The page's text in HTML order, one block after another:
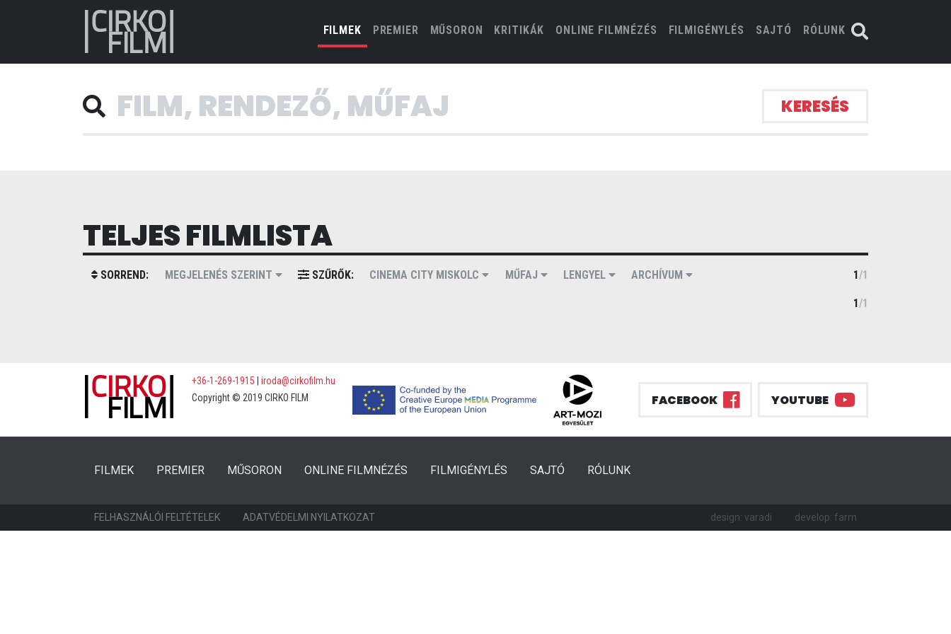
FILMEK(CURRENT)
PREMIER MŰSORON KRITIKÁK ONLINE FILMNÉZÉS FILMIGÉNYLÉS SAJTÓ RÓLUNK
KERESÉS
TELJES FILMLISTA
SORREND: MEGJELENÉS SZERINT SZŰRŐK: CINEMA CITY MISKOLC MŰFAJ LENGYEL ARCHÍVUM 1/1
1/1
+36-1-269-1915
iroda@cirkofilm.hu
Copyright © 2019 CIRKO FILM
FACEBOOK YOUTUBE
FILMEK(CURRENT)
PREMIER (CURRENT)
MŰSORON ONLINE FILMNÉZÉS FILMIGÉNYLÉS SAJTÓ RÓLUNK
FELHASZNÁLÓI FELTÉTELEK ADATVÉDELMI NYILATKOZAT design: varadi develop: farm